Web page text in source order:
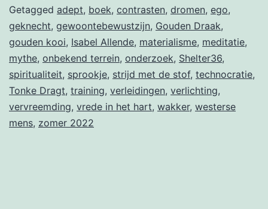
met
de
stof
Getagged adept, boek, contrasten, dromen, ego,
geknecht, gewoontebewustzijn, Gouden Draak,
gouden kooi, Isabel Allende, materialisme, meditatie,
mythe, onbekend terrein, onderzoek, Shelter36,
spiritualiteit, sprookje, strijd met de stof, technocratie,
Tonke Dragt, training, verleidingen, verlichting,
vervreemding, vrede in het hart, wakker, westerse
mens, zomer 2022